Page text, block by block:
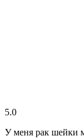
5.0
У меня рак шейки